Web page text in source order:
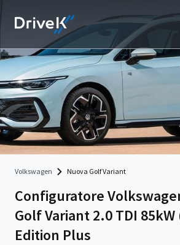
Volkswagen Nuova Golf Variant
Configuratore
Golf Variant 2.0 TDI 85kW
Edition Plus